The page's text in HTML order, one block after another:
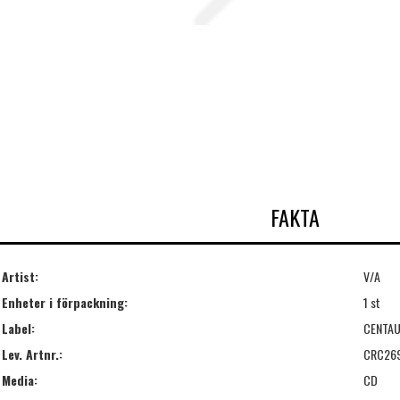
FAKTA
Artist:
V/A
Enheter i förpackning:
1 st
Label:
Lev. Artnr.:
Media:
CD